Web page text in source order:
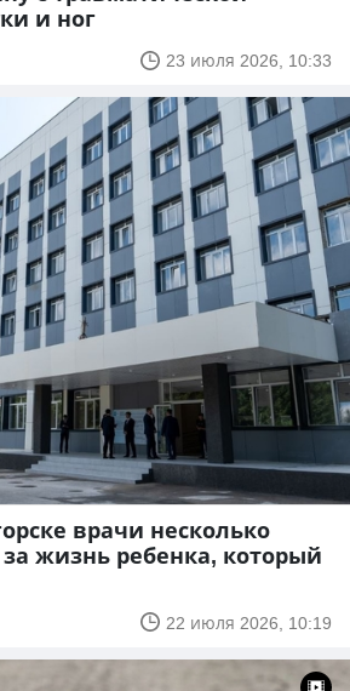
и ног
23 июля 2026, 10:33
врачи несколько
жизнь ребенка, который
22 июля 2026, 10:19